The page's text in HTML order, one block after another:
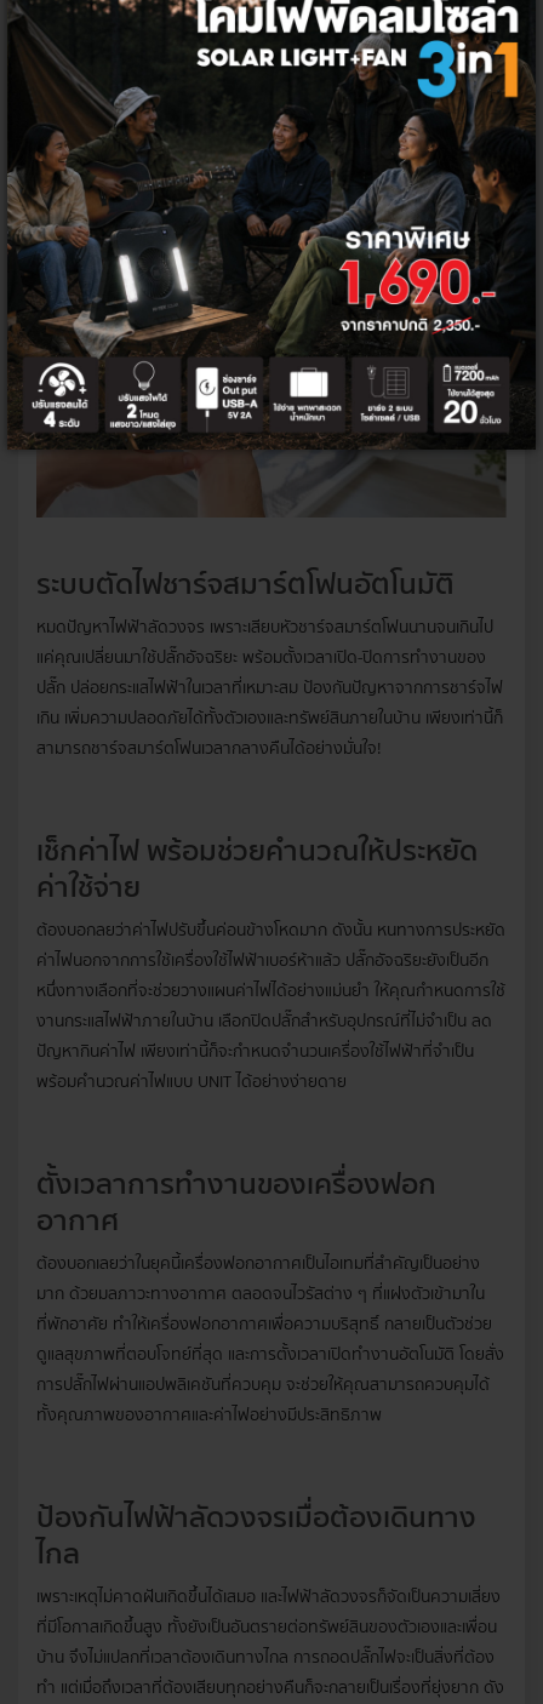
ความสะดวกให้ทุกการใช้งานกลายเป็นเรื่องง่ายเพียงปลายนิ้ว
5 ไอเดียการใช้งานปลั๊กอัจฉริยะ
เปลี่ยนบ้านให้สมาร์ตมากยิ่งขึ้น
ระบบตัดไฟชาร์จสมาร์ตโฟนอัตโนมัติ
หมดปัญหาไฟฟ้าลัดวงจร เพราะเสียบหัวชาร์จสมาร์ตโฟนนานจนเกินไป
แค่คุณเปลี่ยนมาใช้ปลั๊กอัจฉริยะ พร้อมตั้งเวลาเปิด-ปิดการทำงานของ
ปลั๊ก ปล่อยกระแสไฟฟ้าในเวลาที่เหมาะสม ป้องกันปัญหาจากการชาร์จไฟ
เกิน เพิ่มความปลอดภัยได้ทั้งตัวเองและทรัพย์สินภายในบ้าน เพียงเท่านี้ก็
สามารถชาร์จสมาร์ตโฟนเวลากลางคืนได้อย่างมั่นใจ!
เช็กค่าไฟ พร้อมช่วยคำนวณให้ประหยัด
ค่าใช้จ่าย
ต้องบอกลยว่าค่าไฟปรับขึ้นค่อนข้างโหดมาก ดังนั้น หนทางการประหยัด
ค่าไฟนอกจากการใช้เครื่องใช้ไฟฟ้าเบอร์ห้าแล้ว ปลั๊กอัจฉริยะยังเป็นอีก
หนึ่งทางเลือกที่จะช่วยวางแผนค่าไฟได้อย่างแม่นยำ ให้คุณกำหนดการใช้
งานกระแสไฟฟ้าภายในบ้าน เลือกปิดปลั๊กสำหรับอุปกรณ์ที่ไม่จำเป็น ลด
ปัญหากินค่าไฟ เพียงเท่านี้ก็จะกำหนดจำนวนเครื่องใช้ไฟฟ้าที่จำเป็น
พร้อมคำนวณค่าไฟแบบ UNIT ได้อย่างง่ายดาย
ตั้งเวลาการทำงานของเครื่องฟอก
อากาศ
ต้องบอกเลยว่าในยุคนี้เครื่องฟอกอากาศเป็นไอเทมที่สำคัญเป็นอย่าง
มาก ด้วยมลภาวะทางอากาศ ตลอดจนไวรัสต่าง ๆ ที่แฝงตัวเข้ามาใน
ที่พักอาศัย ทำให้เครื่องฟอกอากาศเพื่อความบริสุทธิ์ กลายเป็นตัวช่วย
ดูแลสุขภาพที่ตอบโจทย์ที่สุด และการตั้งเวลาเปิดทำงานอัตโนมัติ โดยสั่ง
การปลั๊กไฟผ่านแอปพลิเคชันที่ควบคุม จะช่วยให้คุณสามารถควบคุมได้
ทั้งคุณภาพของอากาศและค่าไฟอย่างมีประสิทธิภาพ
ป้องกันไฟฟ้าลัดวงจรเมื่อต้องเดินทาง
ไกล
เพราะเหตุไม่คาดฝันเกิดขึ้นได้เสมอ และไฟฟ้าลัดวงจรก็จัดเป็นความเสี่ยง
ที่มีโอกาสเกิดขึ้นสูง ทั้งยังเป็นอันตรายต่อทรัพย์สินของตัวเองและเพื่อน
บ้าน จึงไม่แปลกที่เวลาต้องเดินทางไกล การถอดปลั๊กไฟจะเป็นสิ่งที่ต้อง
ทำ แต่เมื่อถึงเวลาที่ต้องเสียบทุกอย่างคืนก็จะกลายเป็นเรื่องที่ยุ่งยาก ดัง